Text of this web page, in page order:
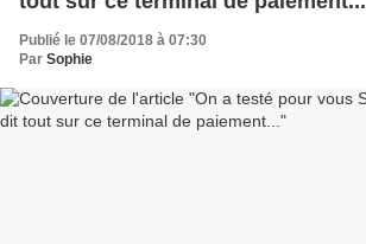
Publié le 07/08/2018 à 07:30
Par Sophie